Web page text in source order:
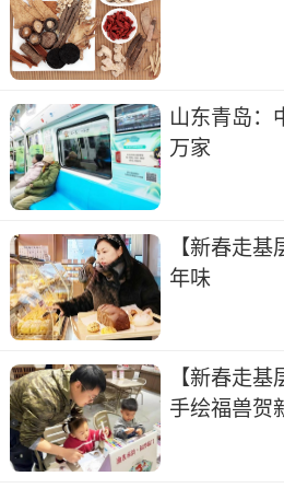
山东青岛：
万家
【新春走
年味
【新春走
手绘福兽贺